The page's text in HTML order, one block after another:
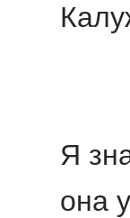
Я
она